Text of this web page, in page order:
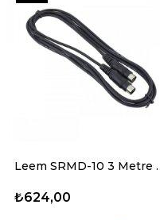
Leem SRMD-10 3 Metre MIDI Kablo
₺624,00
Ürün